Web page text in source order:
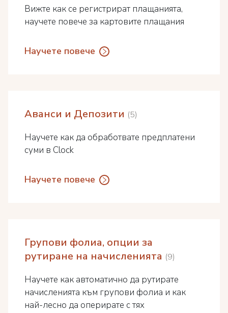
Вижте как се регистрират плащанията,
научете повече за картовите плащания
Научете повече
Аванси и Депозити 5
Научете как да обработвате предплатени
суми в Clock
Научете повече
Групови фолиа, опции за
рутиране на начисленията 9
Научете как автоматично да рутирате
начисленията към групови фолиа и как
най-лесно да оперирате с тях